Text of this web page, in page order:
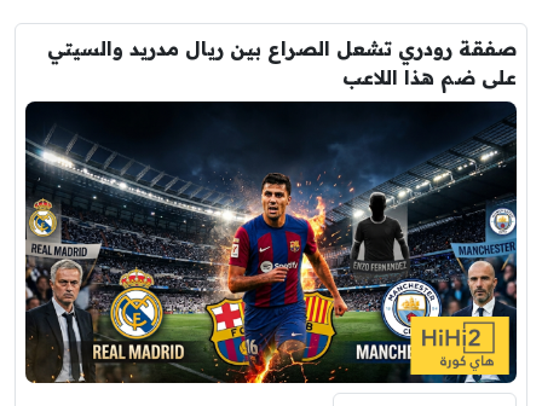
صفقة رودري تشعل الصراع بين ريال مدريد والسيتي
على ضم هذا اللاعب